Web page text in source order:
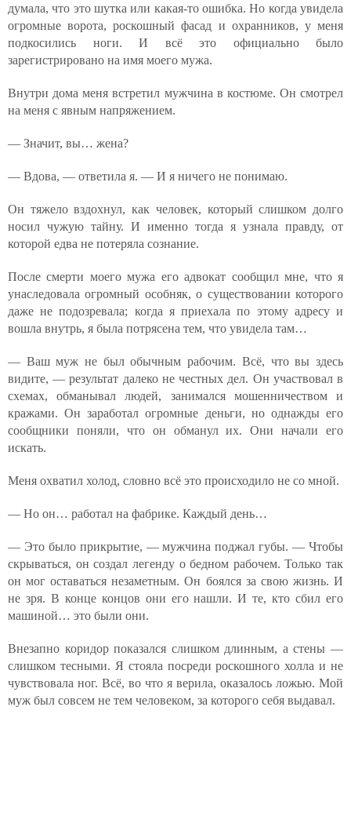
думала, что это шутка или какая-то ошибка. Но когда увидела
огромные ворота, роскошный фасад и охранников, у меня
подкосились ноги. И всё это официально было
зарегистрировано на имя моего мужа.
Внутри дома меня встретил мужчина в костюме. Он смотрел
на меня с явным напряжением.
— Значит, вы… жена?
— Вдова, — ответила я. — И я ничего не понимаю.
Он тяжело вздохнул, как человек, который слишком долго
носил чужую тайну. И именно тогда я узнала правду, от
которой едва не потеряла сознание.
После смерти моего мужа его адвокат сообщил мне, что я
унаследовала огромный особняк, о существовании которого
даже не подозревала; когда я приехала по этому адресу и
вошла внутрь, я была потрясена тем, что увидела там…
— Ваш муж не был обычным рабочим. Всё, что вы здесь
видите, — результат далеко не честных дел. Он участвовал в
схемах, обманывал людей, занимался мошенничеством и
кражами. Он заработал огромные деньги, но однажды его
сообщники поняли, что он обманул их. Они начали его
искать.
Меня охватил холод, словно всё это происходило не со мной.
— Но он… работал на фабрике. Каждый день…
— Это было прикрытие, — мужчина поджал губы. — Чтобы
скрываться, он создал легенду о бедном рабочем. Только так
он мог оставаться незаметным. Он боялся за свою жизнь. И
не зря. В конце концов они его нашли. И те, кто сбил его
машиной… это были они.
Внезапно коридор показался слишком длинным, а стены —
слишком тесными. Я стояла посреди роскошного холла и не
чувствовала ног. Всё, во что я верила, оказалось ложью. Мой
муж был совсем не тем человеком, за которого себя выдавал.